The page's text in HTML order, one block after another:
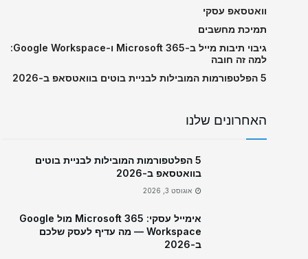
וואטסאפ עסקי
תמיכת מחשבים
גיבוי תיבות מייל ב-Microsoft 365 ו-Google Workspace:
למה זה חובה
5 הפלטפורמות המובילות לבניית בוטים בוואטסאפ ב-2026
האחרונים שלנו
5 הפלטפורמות המובילות לבניית בוטים
בוואטסאפ ב-2026
אוגוסט 3, 2026
אימייל עסקי: Microsoft 365 מול Google
Workspace — מה עדיף לעסק שלכם
ב-2026